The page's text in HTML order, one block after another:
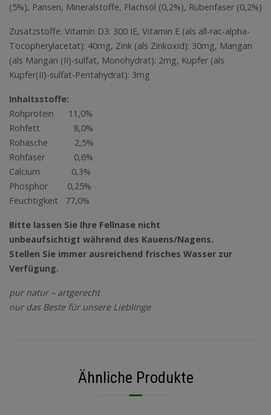
(5%), Pansen, Mineralstoffe, Flachsöl (0,2%), Rübenfaser (0,2%)
Zusatzstoffe: Vitamin D3: 300 IE, Vitamin E (als all-rac-alpha-
Tocopherylacetat): 40mg, Zink (als Zinkoxid): 30mg, Mangan
(als Mangan (II)-sulfat, Monohydrat): 2mg, Kupfer (als
Kupfer(II)-sulfat-Pentahydrat): 3mg
Inhaltsstoffe:
Rohprotein 11,0%
Rohfett 8,0%
Rohasche 2,5%
Rohfaser 0,6%
Calcium 0,3%
Phosphor 0,25%
Feuchtigkeit 77,0%
Bitte lassen Sie Ihre Fellnase nicht
unbeaufsichtigt während des Kauens/Nagens.
Stellen Sie immer ausreichend frisches Wasser zur
Verfügung.
pur natur – artgerecht
nur das Beste für unsere Lieblinge
Ähnliche Produkte